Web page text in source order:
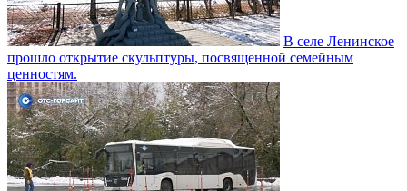
В селе Ленинское
прошло открытие скульптуры, посвященной семейным
ценностям.